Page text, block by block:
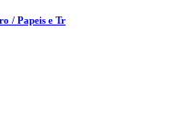
/ Papeis e Tr